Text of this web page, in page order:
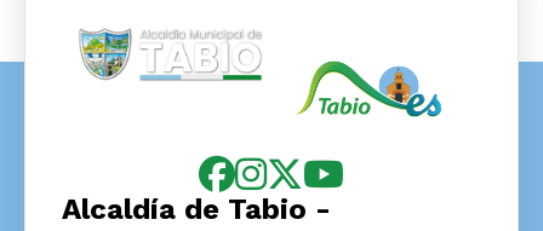
Alcaldía de Tabio -